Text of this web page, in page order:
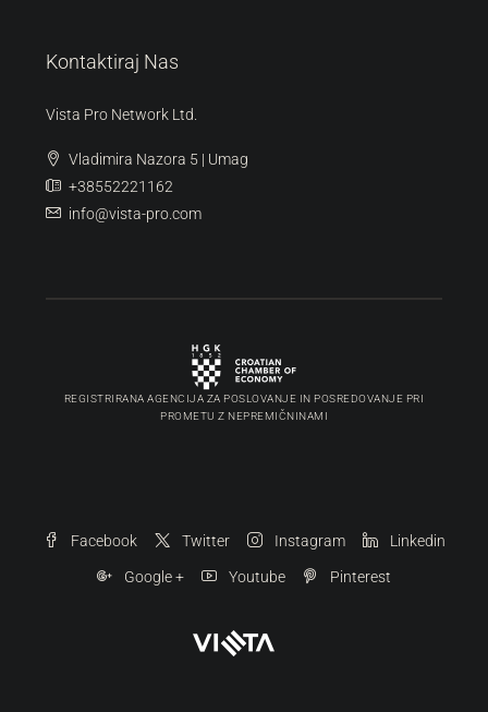
Kontaktiraj Nas
Vista Pro Network Ltd.
Vladimira Nazora 5 | Umag
+38552221162
info@vista-pro.com
REGISTRIRANA AGENCIJA ZA POSLOVANJE IN POSREDOVANJE PRI
PROMETU Z NEPREMIČNINAMI
Facebook Twitter Instagram Linkedin
Google + Youtube Pinterest